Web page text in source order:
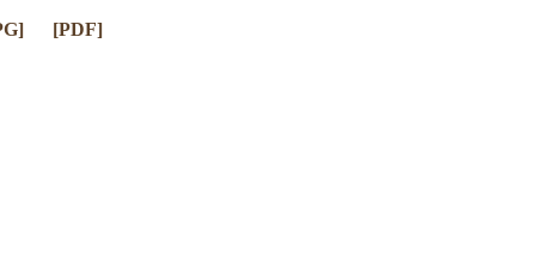
[PDF]